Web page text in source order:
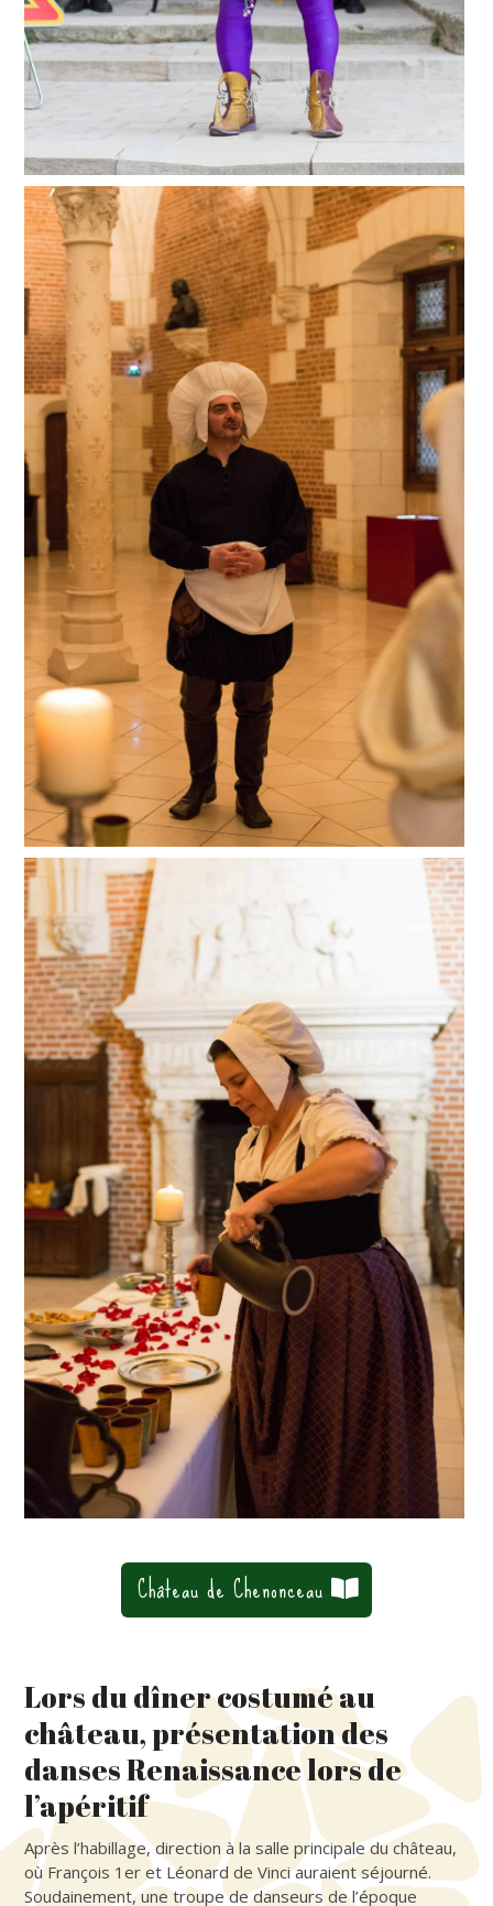
Château de Chenonceau
Lors du dîner costumé au
château, présentation des
danses Renaissance lors de
l’apéritif
Après l’habillage, direction à la salle principale du château,
où François 1er et Léonard de Vinci auraient séjourné.
Soudainement, une troupe de danseurs de l’époque